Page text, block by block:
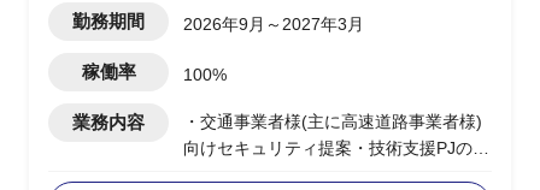
勤務期間 2026年9月～2027年3月
稼働率 100%
業務内容
・交通事業者様(主に高速道路事業者様)
向けセキュリティ提案・技術支援PJの推